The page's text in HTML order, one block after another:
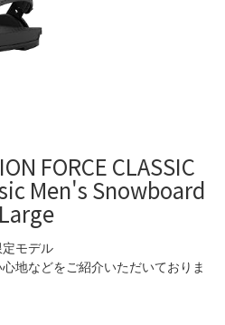
FORCE CLASSIC
Men's Snowboard
モデル
地などをご紹介いただいておりま